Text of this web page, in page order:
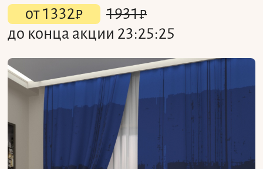
от1332₽ 1931₽
до конца акции 23:25:25